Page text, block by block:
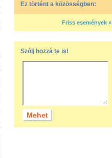
Ez történt a közösségben:
Friss események »
Szólj hozzá te is!